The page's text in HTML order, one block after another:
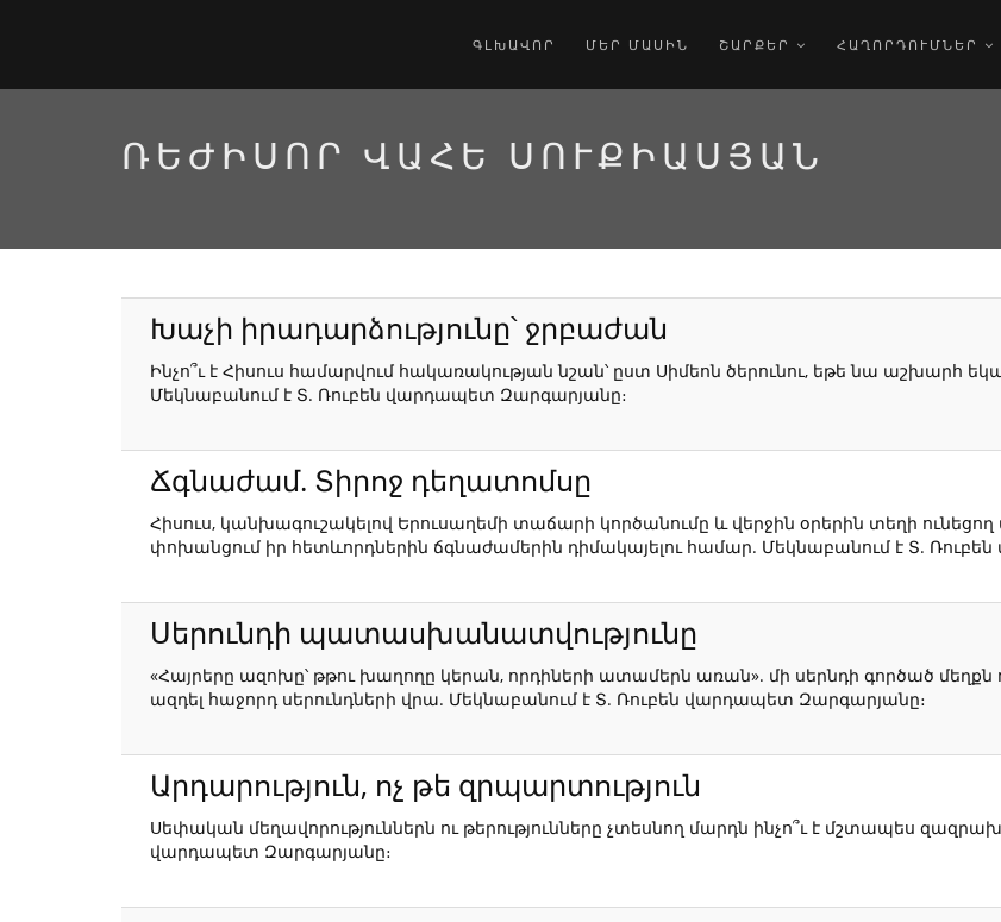
ԳԼԽԱՎՈՐ ՄԵՐ ՄԱՍԻՆ ՇԱՐՔԵՐ ՀԱՂՈՐԴՈՒՄՆԵՐ
ՌԵԺԻՍՈՐ ՎԱՀԵ ՍՈՒՔԻԱՍՅԱՆ
Խաչի իրադարձությունը՝ ջրբաժան
Ինչո՞ւ է Հիսուս համարվում հակառակության նշան՝ ըստ Սիմեոն ծերունու, եթե նա աշխարհ
Մեկնաբանում է Տ. Ռուբեն վարդապետ Զարգարյանը։
Ճգնաժամ. Տիրոջ դեղատոմսը
Հիսուս, կանխագուշակելով Երուսաղեմի տաճարի կործանումը և վերջին օրերին տեղի
փոխանցում իր հետևորդներին ճգնաժամերին դիմակայելու համար. Մեկնաբանում է Տ.
Սերունդի պատասխանատվությունը
«Հայրերը ազոխը՝ թթու խաղողը կերան, որդիների ատամերն առան». մի սերնդի գործած
ազդել հաջորդ սերունդների վրա. Մեկնաբանում է Տ. Ռուբեն վարդապետ Զարգարյանը։
Արդարություն, ոչ թե զրպարտություն
Սեփական մեղավորություններն ու թերությունները չտեսնող մարդն ինչո՞ւ է մշտապես
վարդապետ Զարգարյանը։